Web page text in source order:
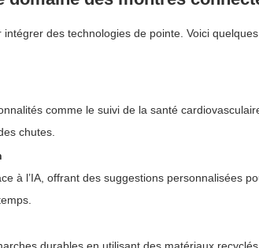
des technologies de pointe. Voici
comme le suivi de la santé
chutes.
à l’IA, offrant des suggestions personnalisées
durables en utilisant des matériaux